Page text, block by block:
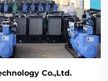
Co.,Ltd.